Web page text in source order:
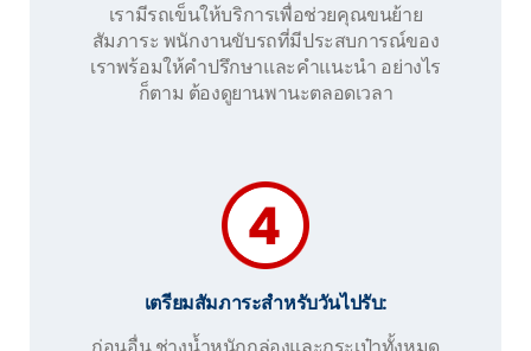
เรามีรถเข็นให้บริการเพื่อช่วยคุณขนย้าย
สัมภาระ พนักงานขับรถที่มีประสบการณ์ของ
เราพร้อมให้คำปรึกษาและคำแนะนำ อย่างไร
ก็ตาม ต้องดูยานพานะตลอดเวลา
เตรียมสัมภาระสำหรับวันไปรับ: